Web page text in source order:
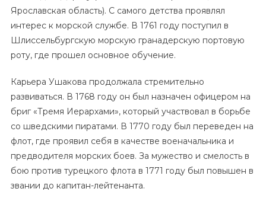
Ярославская область). С самого детства проявлял
интерес к морской службе. В 1761 году поступил в
Шлиссельбургскую морскую гранадерскую портовую
роту, где прошел основное обучение.
Карьера Ушакова продолжала стремительно
развиваться. В 1768 году он был назначен офицером на
бриг «Тремя Иерархами», который участвовал в борьбе
со шведскими пиратами. В 1770 году был переведен на
флот, где проявил себя в качестве военачальника и
предводителя морских боев. За мужество и смелость в
бою против турецкого флота в 1771 году был повышен в
звании до капитан-лейтенанта.